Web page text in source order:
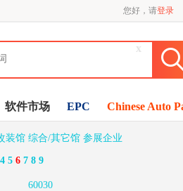
您好，请登录
x
软件市场 EPC Chinese Auto
装馆 综合/其它馆 参展企业
4 5 6 7 8 9
60030